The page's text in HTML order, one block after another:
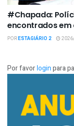
#Chapada:
encontrados
PORESTAGIÁRIO 2
Por favorloginpara